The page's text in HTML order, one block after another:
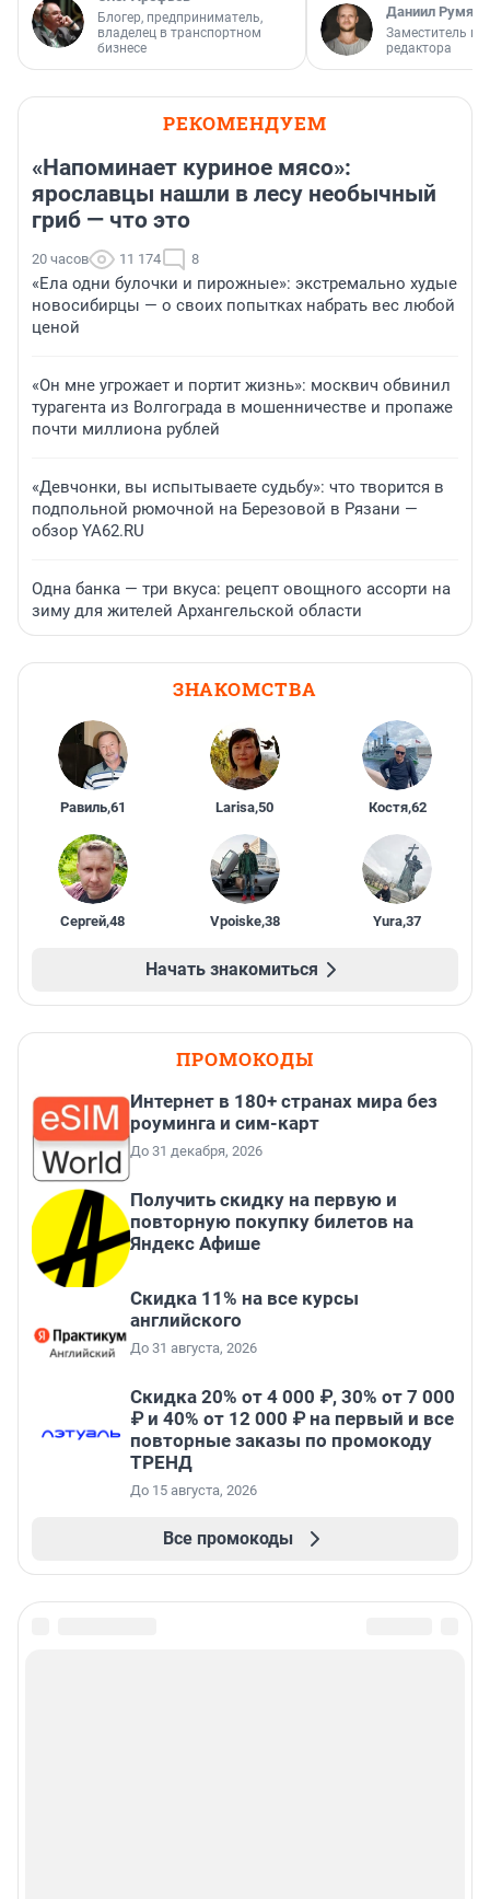
Блогер, предприниматель,
владелец в транспортном
бизнесе
Даниил
Заместитель
редактора
РЕКОМЕНДУЕМ
«Напоминает куриное мясо»:
ярославцы нашли в лесу необычный
гриб — что это
20 часов 11 174 8
«Ела одни булочки и пирожные»: экстремально худые
новосибирцы — о своих попытках набрать вес любой
ценой
«Он мне угрожает и портит жизнь»: москвич обвинил
турагента из Волгограда в мошенничестве и пропаже
почти миллиона рублей
«Девчонки, вы испытываете судьбу»: что творится в
подпольной рюмочной на Березовой в Рязани —
обзор YA62.RU
Одна банка — три вкуса: рецепт овощного ассорти на
зиму для жителей Архангельской области
ЗНАКОМСТВА
Равиль,61 Larisa,50 Костя,62
Сергей,48 Vpoiske,38 Yura,37
Начать знакомиться
ПРОМОКОДЫ
Интернет в 180+ странах мира без
роуминга и сим-карт
До 31 декабря, 2026
Получить скидку на первую и
повторную покупку билетов на
Яндекс Афише
Скидка 11% на все курсы
английского
До 31 августа, 2026
Скидка 20% от 4 000 ₽, 30% от 7 000
₽ и 40% от 12 000 ₽ на первый и все
повторные заказы по промокоду
ТРЕНД
До 15 августа, 2026
Все промокоды